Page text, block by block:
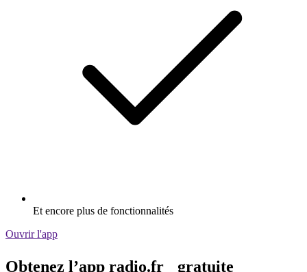
Et encore plus de fonctionnalités
Ouvrir l'app
Obtenez l’app radio.fr gratuite